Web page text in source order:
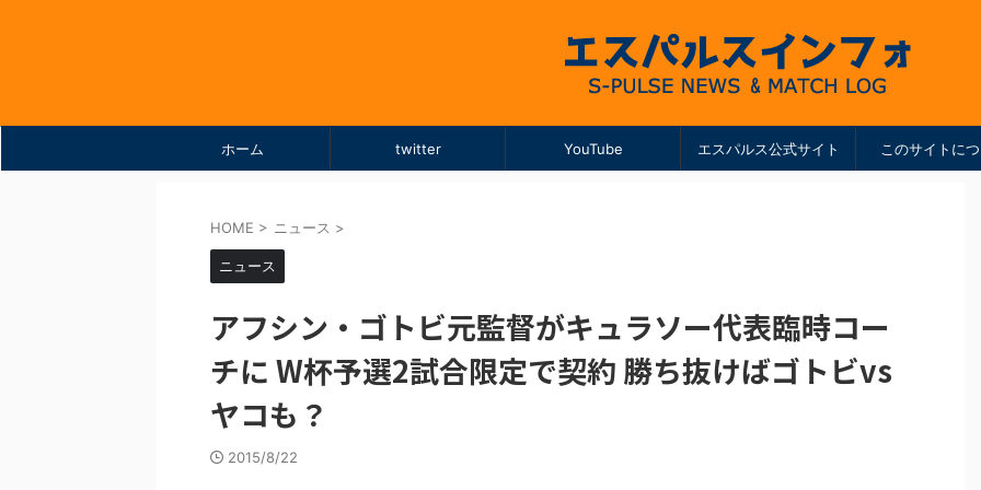
ホーム twitter YouTube エスパルス公式サイト このサイトに
HOME > ニュース >
ニュース
アフシン・ゴトビ元監督がキュラソー代表臨時コー
チに W杯予選2試合限定で契約 勝ち抜けばゴトビvs
ヤコも？
2015/8/22